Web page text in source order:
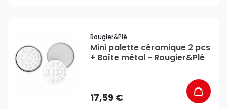
Rougier&plé
Mini palette céramique 2 pcs
+ Boîte métal - Rougier&Plé
17,59 €